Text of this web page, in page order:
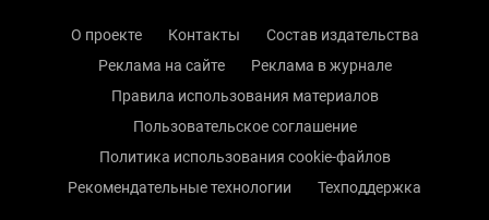
О проекте Контакты
Состав издательства
Реклама на сайте
Реклама в журнале
Правила использования материалов
Пользовательское соглашение
Политика использования cookie-файлов
Рекомендательные технологии
Техподдержка